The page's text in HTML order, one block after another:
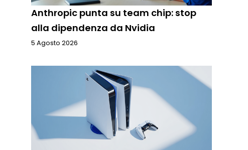
Anthropic punta su team chip: stop
alla dipendenza da Nvidia
5 Agosto 2026